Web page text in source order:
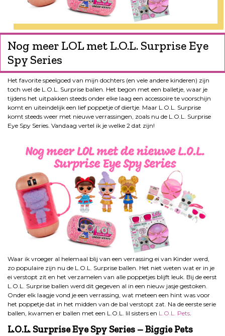
Nog meer LOL met L.O.L. Surprise Eye
Spy Series
Het favorite speelgoed van mijn dochters (en vele andere kinderen) zijn
toch wel de L.O.L. Surprise ballen. Het begon met een balletje, waar je
tijdens het uitpakken steeds onder elke laag een accessoire te voorschijn
komt en uiteindelijk een lief poppetje of diertje. Maar L.O.L. Surprise
komt steeds weer met nieuwe verrassingen, zoals nu de L.O.L. Surprise
Eye Spy Series. Vandaag vertel ik je welke 2 dat zijn!
Waar ik vroeger al helemaal blij van een verrassing ei van Kinder werd,
zo populaire zijn nu de L.O.L. Surprise ballen. Het niet weten wat er in je
ei verstopt zit en het verzamelen van alle poppetjes blijft leuk. Bij de eerst
L.O.L. Surprise ballen werd dit gegeven al in een nieuw jasje gestoken.
Onder elk laagje vond je een verrassing, wat meteen een hint was voor
het poppetje dat in het midden van de bal verstopt zat. Na de eerste serie
ballen, kwamen er ballen met een L.O.L. lil sisters en L.O.L. Pets.
L.O.L. Surprise Eye Spy Series – Biggie Pets